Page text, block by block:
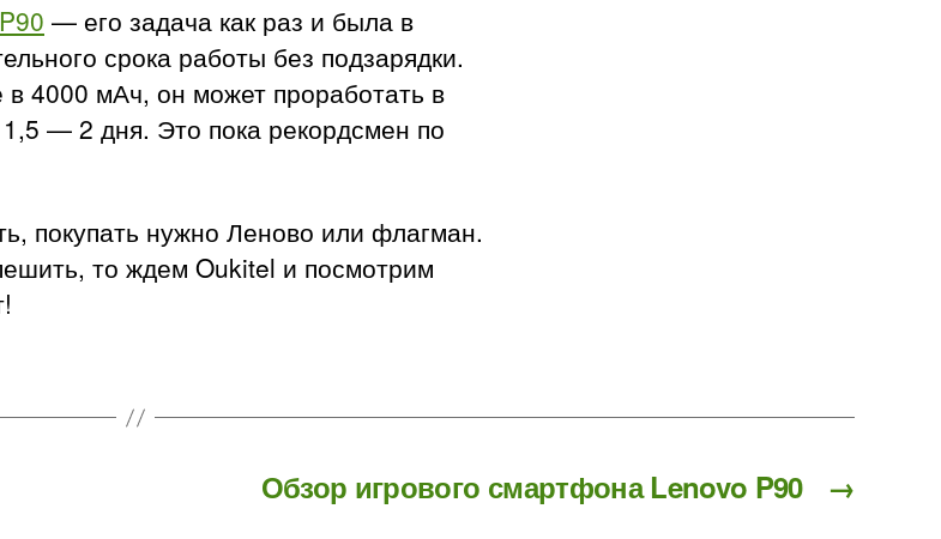
— его задача как раз и была в
срока работы без подзарядки.
в 4000 мАч, он может проработать в
1,5 — 2 дня. Это пока рекордсмен по
покупать нужно Леново или флагман.
то ждем Oukitel и посмотрим
→
Обзор игрового смартфона Lenovo P90